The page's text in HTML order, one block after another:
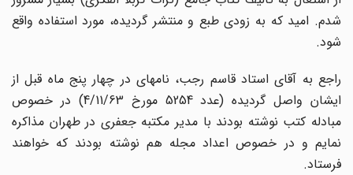
شدم. امید که به زودی طبع و منتشر گردیده، مورد استفاده واقع
شود.
راجع به آقای استاد قاسم رجب، نامه‏ای در چهار پنج ماه قبل از
ایشان واصل گردیده (عدد 5254 مورخ 4/11/63) در خصوص
مبادله کتب نوشته بودند با مدیر مکتبه جعفری در طهران مذاکره
نمایم و در خصوص اعداد مجله هم نوشته بودند که خواهند
فرستاد.